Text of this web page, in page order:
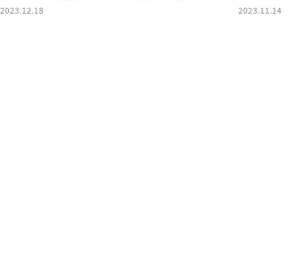
2023.12.18 2023.11.14